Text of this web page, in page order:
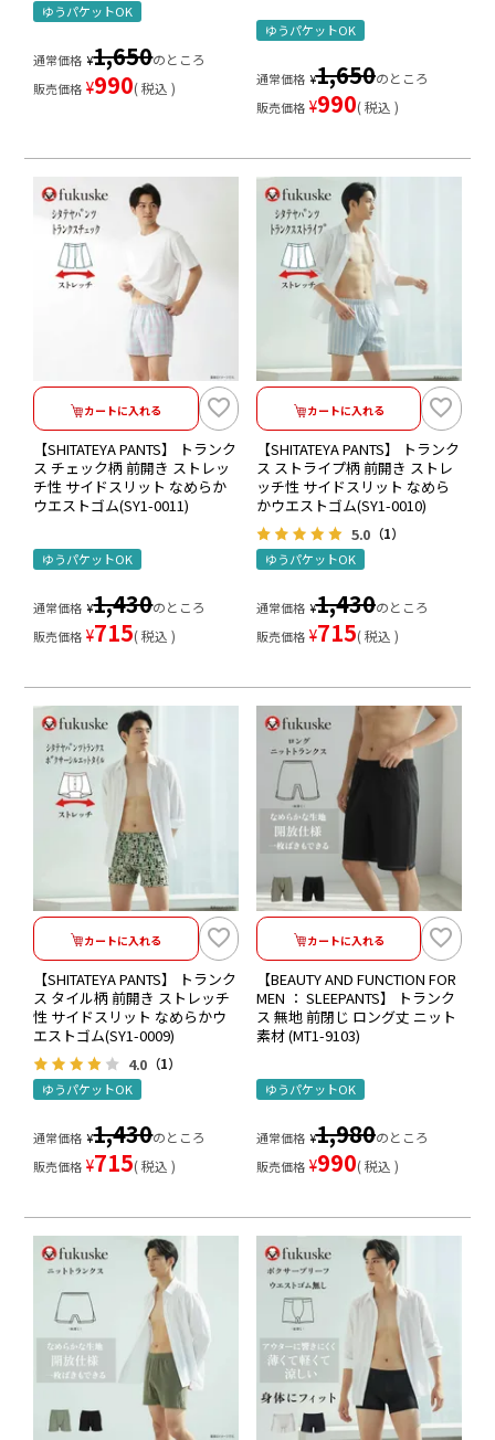
ゆうパケットOK
通常価格 ¥1,650のところ
販売価格 ¥990 税込
ゆうパケットOK
通常価格 ¥1,650のところ
販売価格 ¥990 税込
カートに入れる
【SHITATEYA PANTS】 トランク
ス チェック柄 前開き ストレッ
チ性 サイドスリット なめらか
ウエストゴム(SY1-0011)
ゆうパケットOK
通常価格 ¥1,430のところ
販売価格 ¥715 税込
カートに入れる
【SHITATEYA PANTS】 トランク
ス ストライプ柄 前開き ストレ
ッチ性 サイドスリット なめら
かウエストゴム(SY1-0010)
5.0 （1）
ゆうパケットOK
通常価格 ¥1,430のところ
販売価格 ¥715 税込
カートに入れる
【SHITATEYA PANTS】 トランク
ス タイル柄 前開き ストレッチ
性 サイドスリット なめらかウ
エストゴム(SY1-0009)
4.0 （1）
ゆうパケットOK
通常価格 ¥1,430のところ
販売価格 ¥715 税込
カートに入れる
【BEAUTY AND FUNCTION FOR
MEN ： SLEEPANTS】 トランク
ス 無地 前閉じ ロング丈 ニット
素材 (MT1-9103)
ゆうパケットOK
通常価格 ¥1,980のところ
販売価格 ¥990 税込